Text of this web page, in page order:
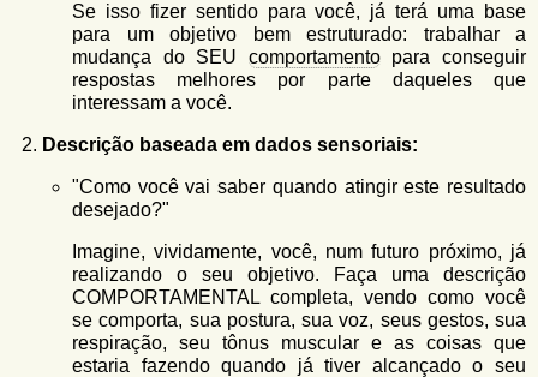
Se isso fizer sentido para você, já terá uma base
para um objetivo bem estruturado: trabalhar a
mudança do SEU comportamentopara conseguir
respostas melhores por parte daqueles que
interessam a você.
Descrição baseada em dados sensoriais:
"Como você vai saber quando atingir este resultado
desejado?"
Imagine, vividamente, você, num futuro próximo, já
realizando o seu objetivo. Faça uma descrição
COMPORTAMENTAL completa, vendo como você
se comporta, sua postura, sua voz, seus gestos, sua
respiração, seu tônus muscular e as coisas que
estaria fazendo quando já tiver alcançado o seu